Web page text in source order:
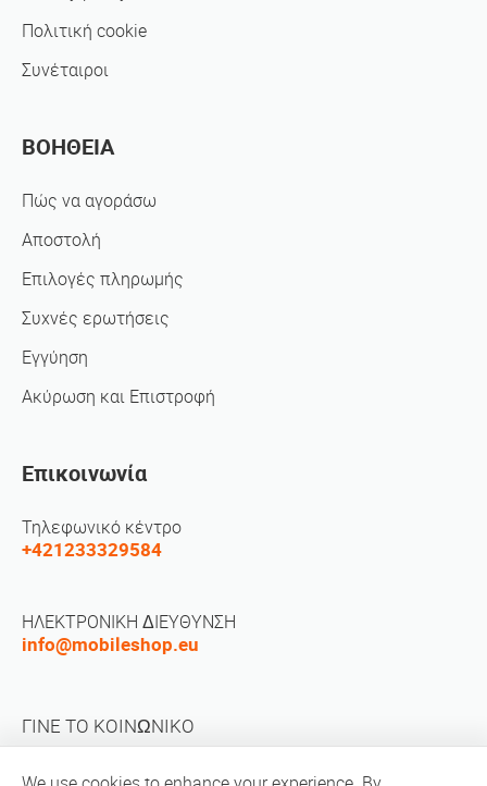
Πολιτική cookie
Συνέταιροι
ΒΟΗΘΕΙΑ
Πώς να αγοράσω
Αποστολή
Επιλογές πληρωμής
Συχνές ερωτήσεις
Εγγύηση
Ακύρωση και Επιστροφή
Επικοινωνία
Τηλεφωνικό κέντρο
+421233329584
ΗΛΕΚΤΡΟΝΙΚΗ ΔΙΕΥΘΥΝΣΗ
info@mobileshop.eu
ΓΙΝΕ ΤΟ ΚΟΙΝΩΝΙΚΟ